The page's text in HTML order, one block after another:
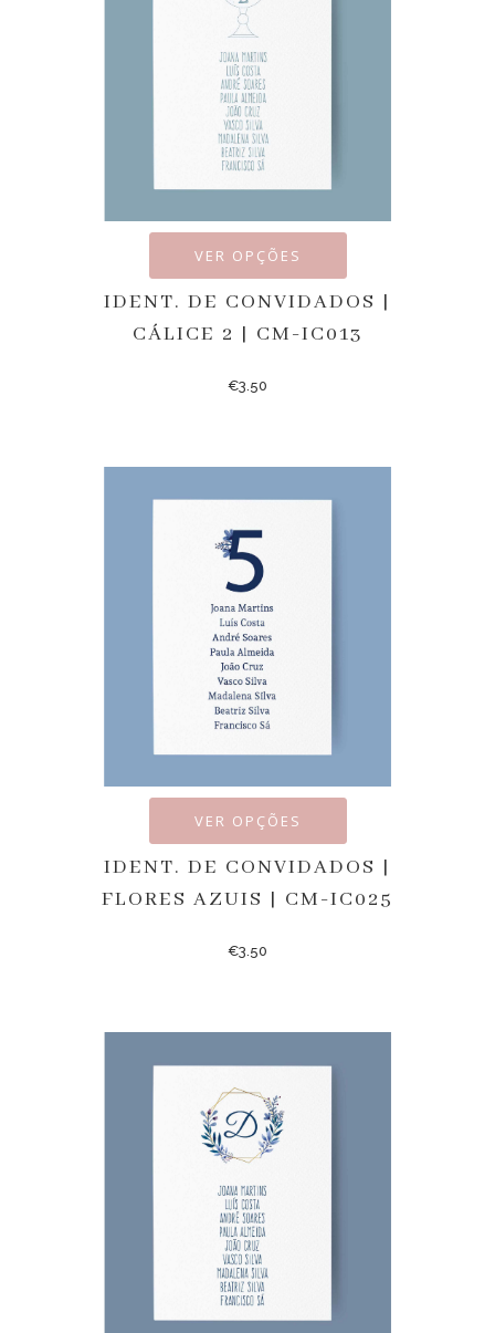
VER OPÇÕES
IDENT. DE CONVIDADOS |
CÁLICE 2 | CM-IC013
€3.50
VER OPÇÕES
IDENT. DE CONVIDADOS |
FLORES AZUIS | CM-IC025
€3.50